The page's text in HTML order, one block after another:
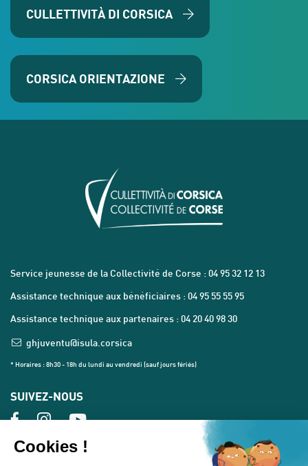
CULLETTIVITÀ DI CORSICA
CORSICA ORIENTAZIONE
Service jeunesse de la Collectivité de Corse : 04 95 32 12 13
Assistance technique aux bénéficiaires : 04 95 55 55 95
Assistance technique aux partenaires : 04 20 40 98 30
ghjuventu@isula.corsica
* Horaires : 8h30 - 18h du lundi au vendredi (sauf jours fériés)
SUIVEZ-NOUS